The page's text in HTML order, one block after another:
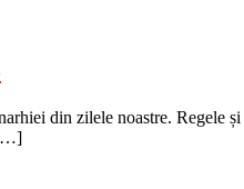
din zilele noastre. Regele
[…]